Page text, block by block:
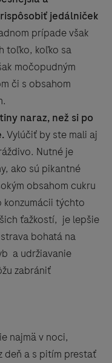
jedálniček
prípade však
toľko, koľko sa
močopudným
či s obsahom
naraz, než si po
Vylúčiť by ste mali aj
Nutné je
ako sú pikantné
obsahom cukru
konzumácii týchto
ťažkostí, je lepšie
bohatá na
a udržiavanie
zabrániť
najmä v noci,
deň a s pitím prestať